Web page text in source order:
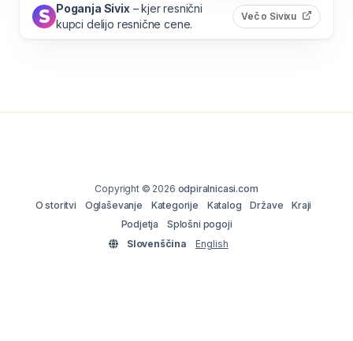
Poganja Sivix – kjer resnični
kupci delijo resnične cene.
Več o Sivixu (odpre
Copyright © 2026 odpiralnicasi.com
O storitvi
Oglaševanje Kategorije Katalog Države
Kraji
Podjetja
Splošni pogoji
Slovenščina
English